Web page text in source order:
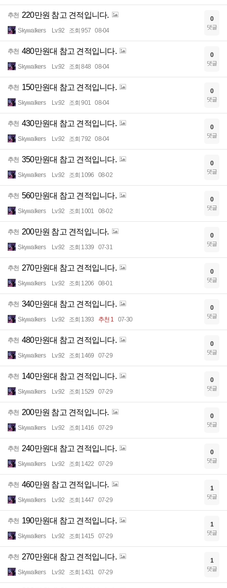
추천 220만원 참고 견적입니다.
Skywalkers Lv.92 조회 957 08-04
0
댓글
추천 480만원대 참고 견적입니다.
Skywalkers Lv.92 조회 848 08-04
0
댓글
추천 150만원대 참고 견적입니다.
Skywalkers Lv.92 조회 901 08-04
0
댓글
추천 430만원대 참고 견적입니다.
Skywalkers Lv.92 조회 792 08-04
0
댓글
추천 350만원대 참고 견적입니다.
Skywalkers Lv.92 조회 1096 08-02
0
댓글
추천 560만원대 참고 견적입니다.
Skywalkers Lv.92 조회 1001 08-02
0
댓글
추천 200만원 참고 견적입니다.
Skywalkers Lv.92 조회 1339 07-31
0
댓글
추천 270만원대 참고 견적입니다.
Skywalkers Lv.92 조회 1206 08-01
0
댓글
추천 340만원대 참고 견적입니다.
Skywalkers Lv.92 조회 1393 추천 1 07-30
0
댓글
추천 480만원대 참고 견적입니다.
Skywalkers Lv.92 조회 1469 07-29
0
댓글
추천 140만원대 참고 견적입니다.
Skywalkers Lv.92 조회 1529 07-29
0
댓글
추천 200만원 참고 견적입니다.
Skywalkers Lv.92 조회 1416 07-29
0
댓글
추천 240만원대 참고 견적입니다.
Skywalkers Lv.92 조회 1422 07-29
0
댓글
추천 460만원 참고 견적입니다.
Skywalkers Lv.92 조회 1447 07-29
1
댓글
추천 190만원대 참고 견적입니다.
Skywalkers Lv.92 조회 1415 07-29
1
댓글
추천 270만원대 참고 견적입니다.
Skywalkers Lv.92 조회 1431 07-29
1
댓글